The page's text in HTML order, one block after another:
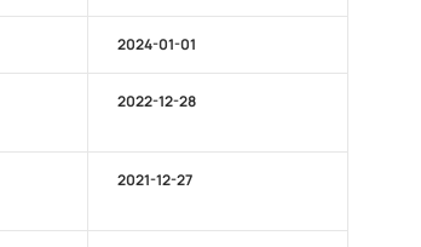
2024-01-01
2022-12-28
2021-12-27